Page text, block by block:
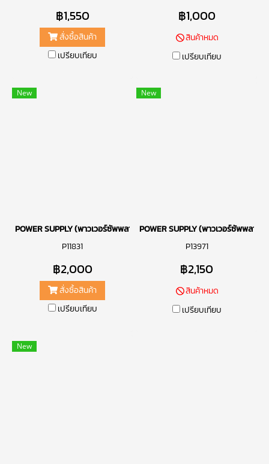
฿1,550
สั่งซื้อสินค้า
เปรียบเทียบ
฿1,000
สินค้าหมด
เปรียบเทียบ
New
POWER SUPPLY (พาวเวอร์ซัพพลาย) CORSAIR RM750I 750W (80 PLUS
P11831
฿2,000
สั่งซื้อสินค้า
เปรียบเทียบ
New
POWER SUPPLY (พาวเวอร์ซัพพลาย)
P13971
฿2,150
สินค้าหมด
เปรียบเทียบ
New